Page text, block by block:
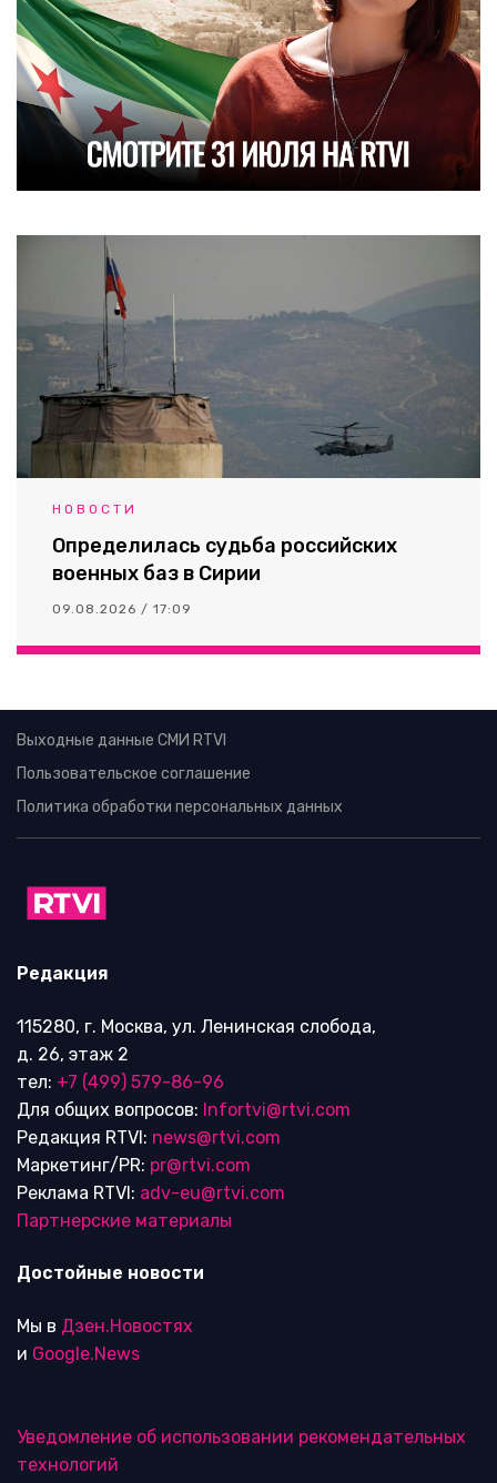
НОВОСТИ
Определилась судьба российских
военных баз в Сирии
09.08.2026 / 17:09
Выходные данные СМИ RTVI
Пользовательское соглашение
Политика обработки персональных данных
Редакция
115280, г. Москва, ул. Ленинская слобода,
д. 26, этаж 2
тел: +7 (499) 579-86-96
Для общих вопросов: Infortvi@rtvi.com
Редакция RTVI: news@rtvi.com
Маркетинг/PR: pr@rtvi.com
Реклама RTVI: adv-eu@rtvi.com
Партнерские материалы
Достойные новости
Мы в Дзен.Новостях
и Google.News
Уведомление об использовании рекомендательных
технологий